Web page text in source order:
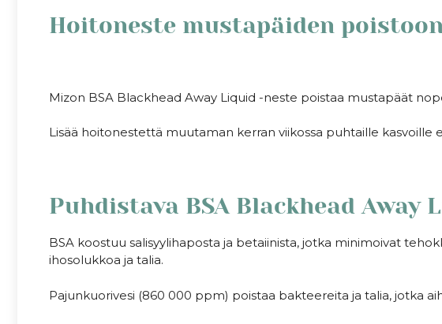
Hoitoneste mustapäiden
Mizon BSA Blackhead Away Liquid -neste poistaa mustapäät
Lisää hoitonestettä muutaman kerran viikossa puhtaille kasvoille
Puhdistava BSA Blackhead Away
BSA koostuu salisyylihaposta ja betaiinista, jotka minimoivat
ihosolukkoa ja talia.
Pajunkuorivesi (860 000 ppm) poistaa bakteereita ja talia, jotka